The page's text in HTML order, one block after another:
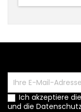
Ich akzeptiere
und die